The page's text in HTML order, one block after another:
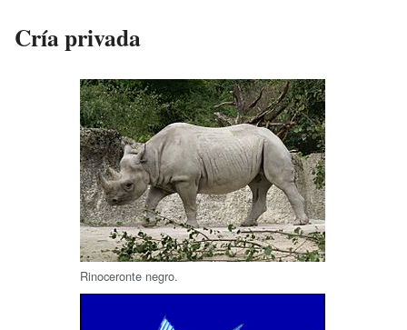
Cría privada
Rinoceronte negro.